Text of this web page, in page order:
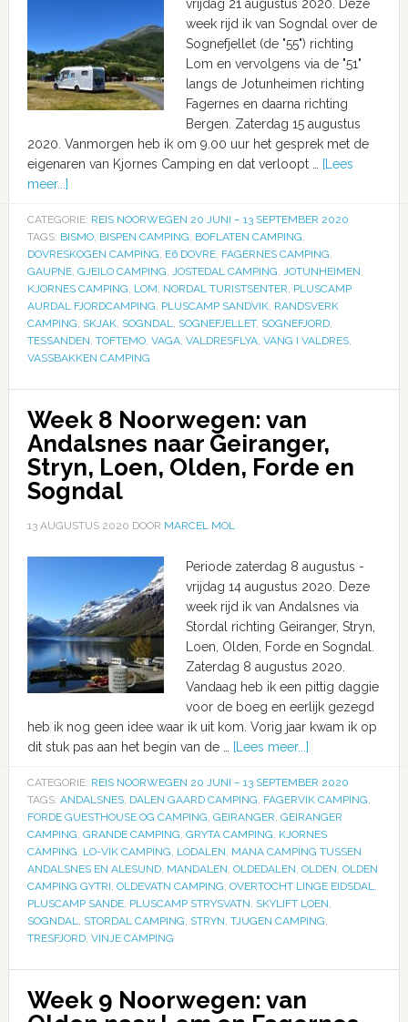
vrijdag 21 augustus 2020. Deze
week rijd ik van Sogndal over de
Sognefjellet (de "55") richting
Lom en vervolgens via de "51"
langs de Jotunheimen richting
Fagernes en daarna richting
Bergen. Zaterdag 15 augustus
2020. Vanmorgen heb ik om 9.00 uur het gesprek met de
eigenaren van Kjornes Camping en dat verloopt …
[Lees
meer...]
CATEGORIE: REIS NOORWEGEN 20 JUNI – 13 SEPTEMBER 2020
TAGS: BISMO, BISPEN CAMPING, BOFLATEN CAMPING,
DOVRESKOGEN CAMPING, E6 DOVRE, FAGERNES CAMPING,
GAUPNE, GJEILO CAMPING, JOSTEDAL CAMPING, JOTUNHEIMEN,
KJORNES CAMPING, LOM, NORDAL TURISTSENTER, PLUSCAMP
AURDAL FJORDCAMPING, PLUSCAMP SANDVIK, RANDSVERK
CAMPING, SKJAK, SOGNDAL, SOGNEFJELLET, SOGNEFJORD,
TESSANDEN, TOFTEMO, VAGA, VALDRESFLYA, VANG I VALDRES,
VASSBAKKEN CAMPING
Week 8 Noorwegen: van
Andalsnes naar Geiranger,
Stryn, Loen, Olden, Forde en
Sogndal
13 AUGUSTUS 2020 DOOR MARCEL MOL
Periode zaterdag 8 augustus -
vrijdag 14 augustus 2020. Deze
week rijd ik van Andalsnes via
Stordal richting Geiranger, Stryn,
Loen, Olden, Forde en Sogndal.
Zaterdag 8 augustus 2020.
Vandaag heb ik een pittig daggie
voor de boeg en eerlijk gezegd
heb ik nog geen idee waar ik uit kom. Vorig jaar kwam ik op
dit stuk pas aan het begin van de …
[Lees meer...]
CATEGORIE: REIS NOORWEGEN 20 JUNI – 13 SEPTEMBER 2020
TAGS: ANDALSNES, DALEN GAARD CAMPING, FAGERVIK CAMPING,
FORDE GUESTHOUSE OG CAMPING, GEIRANGER, GEIRANGER
CAMPING, GRANDE CAMPING, GRYTA CAMPING, KJORNES
CAMPING, LO-VIK CAMPING, LODALEN, MANA CAMPING TUSSEN
ANDALSNES EN ALESUND, MANDALEN, OLDEDALEN, OLDEN, OLDEN
CAMPING GYTRI, OLDEVATN CAMPING, OVERTOCHT LINGE EIDSDAL,
PLUSCAMP SANDE, PLUSCAMP STRYSVATN, SKYLIFT LOEN,
SOGNDAL, STORDAL CAMPING, STRYN, TJUGEN CAMPING,
TRESFJORD, VINJE CAMPING
Week 9 Noorwegen: van